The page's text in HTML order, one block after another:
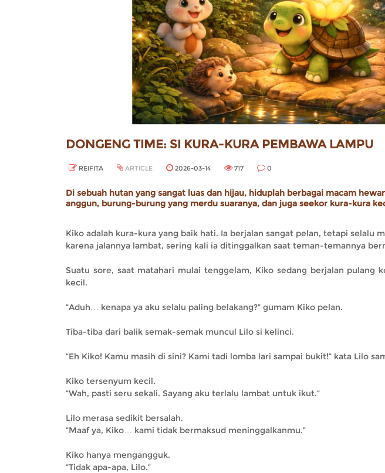
DONGENG TIME: SI KURA-KURA PEMBAWA LAMPU
REIFITA ARTICLE 2026-03-14 717 0
Di sebuah hutan yang sangat luas dan hijau, hiduplah berbagai macam
anggun, burung-burung yang merdu suaranya, dan juga seekor kura-kura
Kiko adalah kura-kura yang baik hati. Ia berjalan sangat pelan, tetapi selalu
karena jalannya lambat, sering kali ia ditinggalkan saat teman-temannya
Suatu sore, saat matahari mulai tenggelam, Kiko sedang berjalan pulang
kecil.
“Aduh… kenapa ya aku selalu paling belakang?” gumam Kiko pelan.
Tiba-tiba dari balik semak-semak muncul Lilo si kelinci.
“Eh Kiko! Kamu masih di sini? Kami tadi lomba lari sampai bukit!” kata Lilo
Kiko tersenyum kecil.
“Wah, pasti seru sekali. Sayang aku terlalu lambat untuk ikut.”
Lilo merasa sedikit bersalah.
“Maaf ya, Kiko… kami tidak bermaksud meninggalkanmu.”
Kiko hanya mengangguk.
“Tidak apa-apa, Lilo.”